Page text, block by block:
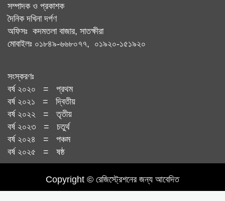
সম্পাদক ও প্রকাশক
দৈনিক দখিনা দর্পণ
অফিসঃ কদমতলা বাজার, সাতক্ষীরা
মোবাইলঃ ০১৮৪৯-৬৬৮০৭৭, ০১৯২০-১৫১৯২০
সংস্করণঃ
বর্ষ ২০২০ = প্রথম
বর্ষ ২০২১ = দ্বিতীয়
বর্ষ ২০২২ = তৃতীয়
বর্ষ ২০২৩ = চতুর্থ
বর্ষ ২০২৪ = পঞ্চম
বর্ষ ২০২৫ = ষষ্ঠ
Copyright © রেজিস্ট্রেশনের জন্য আবেদিত